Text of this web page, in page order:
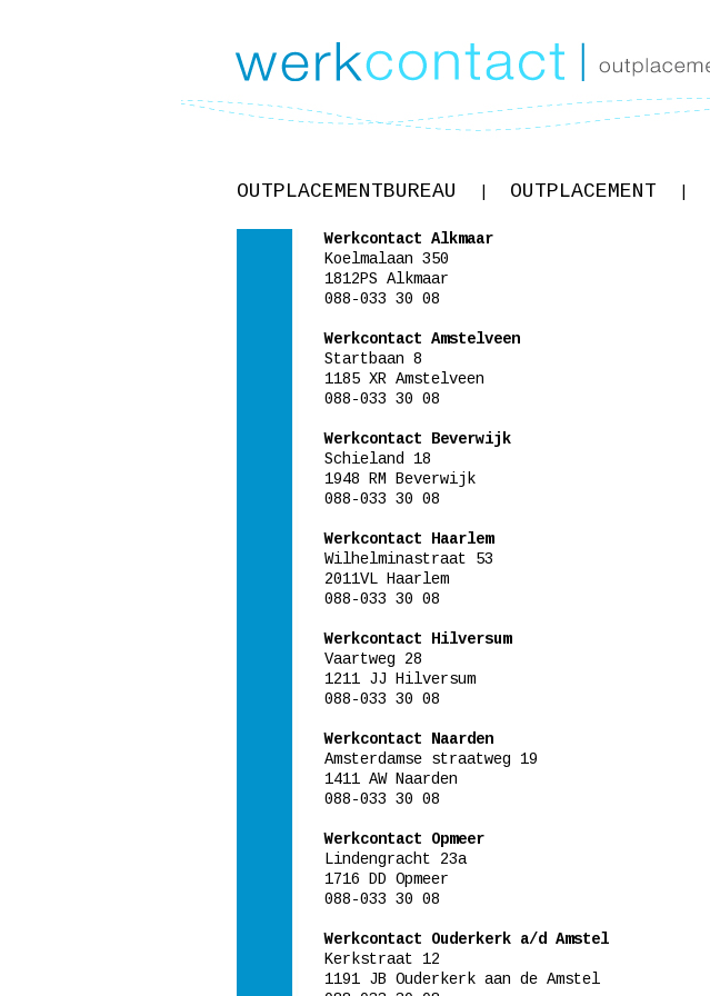
OUTPLACEMENTBUREAU OUTPLACEMENT
Werkcontact Alkmaar
Koelmalaan 350
1812PS Alkmaar
088-033 30 08
Werkcontact Amstelveen
Startbaan 8
1185 XR Amstelveen
088-033 30 08
Werkcontact Beverwijk
Schieland 18
1948 RM Beverwijk
088-033 30 08
Werkcontact Haarlem
Wilhelminastraat 53
2011VL Haarlem
088-033 30 08
Werkcontact Hilversum
Vaartweg 28
1211 JJ Hilversum
088-033 30 08
Werkcontact Naarden
Amsterdamse straatweg 19
1411 AW Naarden
088-033 30 08
Werkcontact Opmeer
Lindengracht 23a
1716 DD Opmeer
088-033 30 08
Werkcontact Ouderkerk a/d Amstel
Kerkstraat 12
1191 JB Ouderkerk aan de Amstel